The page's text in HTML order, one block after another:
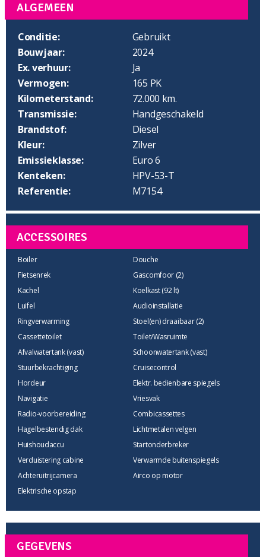
ALGEMEEN
Conditie:
Gebruikt
Bouwjaar:
2024
Ex. verhuur:
Ja
Vermogen:
165 PK
Kilometerstand:
72.000 km.
Transmissie:
Handgeschakeld
Brandstof:
Diesel
Kleur:
Zilver
Emissieklasse:
Euro 6
Kenteken:
HPV-53-T
Referentie:
M7154
ACCESSOIRES
Boiler
Douche
Fietsenrek
Gascomfoor (2)
Kachel
Koelkast (92 lt)
Luifel
Audioinstallatie
Ringverwarming
Stoel(en) draaibaar (2)
Cassettetoilet
Toilet/Wasruimte
Afvalwatertank (vast)
Schoonwatertank (vast)
Stuurbekrachtiging
Cruisecontrol
Hordeur
Elektr. bedienbare spiegels
Navigatie
Vriesvak
Radio-voorbereiding
Combicassettes
Hagelbestendig dak
Lichtmetalen velgen
Huishoudaccu
Startonderbreker
Verduistering cabine
Verwarmde buitenspiegels
Achteruitrijcamera
Airco op motor
Elektrische opstap
GEGEVENS